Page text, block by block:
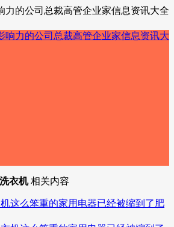
的公司总裁高管企业家信息资讯大全
洗衣机相关内容
这么笨重的家用电器已经被缩到了肥